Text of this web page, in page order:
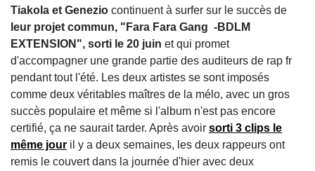
Tiakola et Genezio continuent à surfer sur le succès de
leur projet commun, "Fara Fara Gang -BDLM
EXTENSION", sorti le 20 juin et qui promet
d'accompagner une grande partie des auditeurs de rap fr
pendant tout l'été. Les deux artistes se sont imposés
comme deux véritables maîtres de la mélo, avec un gros
succès populaire et même si l'album n'est pas encore
certifié, ça ne saurait tarder. Après avoir sorti 3 clips le
même jour il y a deux semaines, les deux rappeurs ont
remis le couvert dans la journée d'hier avec deux